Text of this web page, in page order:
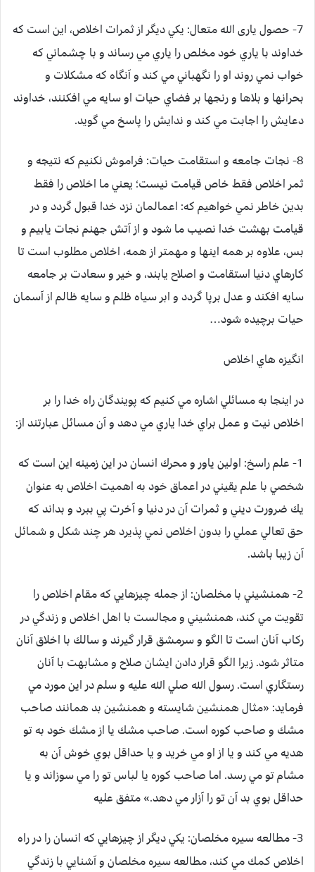
7- حصول یاری الله متعال:
يكي ديگر از ثمرات اخلاص، اين است كه
خداوند با ياري خود مخلص را ياري مي رساند و با چشماني كه
خواب نمي روند او را نگهباني مي كند و آنگاه كه مشكلات و
بحرانها و بلاها و رنجها بر فضاي حيات او سايه مي افكنند، خداوند
دعايش را اجابت مي كند و ندايش را پاسخ مي گويد.
8- نجات جامعه و استقامت حيات:
فراموش نكنيم که نتيجه و
ثمر اخلاص فقط خاص قيامت نيست؛ يعني ما اخلاص را فقط
بدين خاطر نمي خواهيم كه: اعمالمان نزد خدا قبول گردد و در
قيامت بهشت خدا نصيب ما شود و از آتش جهنم نجات يابيم و
بس، علاوه بر همه اينها و مهمتر از همه، اخلاص مطلوب است تا
كارهاي دنيا استقامت و اصلاح يابند، و خير و سعادت بر جامعه
سايه افكند و عدل برپا گردد و ابر سياه ظلم و سايه ظالم از آسمان
حيات برچيده شود…
انگيزه هاي اخلاص
در اينجا به مسائلي اشاره مي كنيم كه پويندگان راه خدا را بر
اخلاص نيت و عمل براي خدا ياري مي دهد و آن مسائل عبارتند از:
1- علم راسخ:
اولين ياور و محرك انسان در اين زمينه اين است كه
شخصي با علم يقيني در اعماق خود به اهميت اخلاص به عنوان
يك ضرورت ديني و ثمرات آن در دنيا و آخرت پي ببرد و بداند كه
حق تعالي عملي را بدون اخلاص نمي پذيرد هر چند شكل و شمائل
آن زيبا باشد.
2- همنشيني با مخلصان:
از جمله چيزهايي كه مقام اخلاص را
تقويت مي كند، همنشيني و مجالست با اهل اخلاص و زندگي در
ركاب آنان است تا الگو و سرمشق قرار گيرند و سالك با اخلاق آنان
متاثر شود. زيرا الگو قرار دادن ايشان صلاح و مشابهت با آنان
رستگاري است. رسول الله صلي الله عليه و سلم در اين مورد مي
فرمايد: «مثال همنشين شايسته و همنشين بد همانند صاحب
مشك و صاحب كوره است. صاحب مشك يا از مشك خود به تو
هديه مي كند و يا از او مي خريد و يا حداقل بوي خوش آن به
مشام تو مي رسد. اما صاحب كوره يا لباس تو را مي سوزاند و يا
حداقل بوي بد آن تو را آزار مي دهد.» متفق عليه
3- مطالعه سيره مخلصان:
يكي ديگر از چيزهايي كه انسان را در راه
اخلاص كمك مي كند، مطالعه سيره مخلصان و آشنايي با زندگي